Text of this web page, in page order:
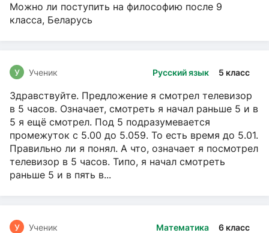
Можно ли поступить на философию после 9
класса, Беларусь
Русский язык 5 класс
У Ученик
Здравствуйте. Предложение я смотрел телевизор
в 5 часов. Означает, смотреть я начал раньше 5 и в
5 я ещё смотрел. Под 5 подразумевается
промежуток с 5.00 до 5.059. То есть время до 5.01.
Правильно ли я понял. А что, означает я посмотрел
телевизор в 5 часов. Типо, я начал смотреть
раньше 5 и в пять в...
Математика 6 класс
У Ученик